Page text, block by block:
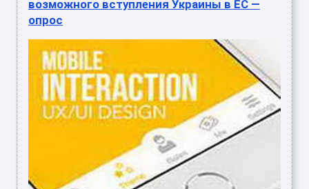
возможного вступления Украины в ЕС —
опрос